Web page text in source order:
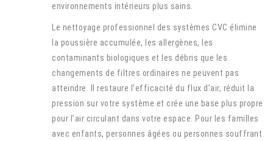
environnements intérieurs plus sains.
Le nettoyage professionnel des systèmes CVC élimine
la poussière accumulée, les allergènes, les
contaminants biologiques et les débris que les
changements de filtres ordinaires ne peuvent pas
atteindre. Il restaure l’efficacité du flux d’air, réduit la
pression sur votre système et crée une base plus propre
pour l’air circulant dans votre espace. Pour les familles
avec enfants, personnes âgées ou personnes souffrant